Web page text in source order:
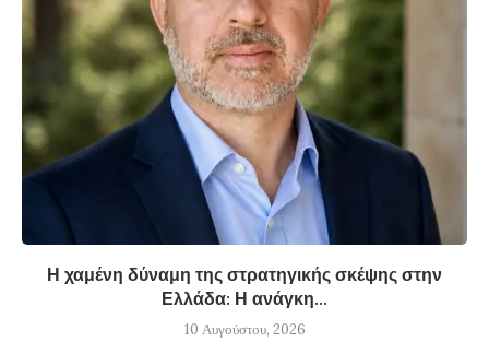
Η χαμένη δύναμη της στρατηγικής σκέψης στην
Ελλάδα: Η ανάγκη...
10 Αυγούστου, 2026